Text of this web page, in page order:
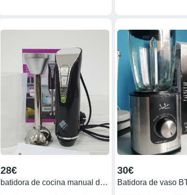
portátiles con tapas aptas para
donde quieras y molinillo..
28€
batidora de cocina manual de 1000w
30€